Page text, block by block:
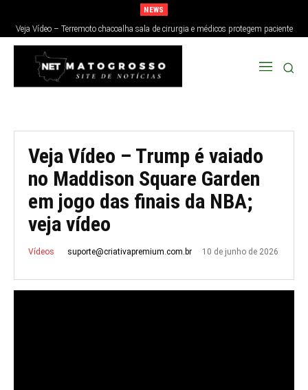
NEWS
Veja Vídeo – Terremoto chacoalha sala de cirurgia e médicos protegem paciente
no Japão; veja
Veja Vídeo – Trump é vaiado
no Maddison Square Garden
em jogo das finais da NBA;
veja vídeo
Vídeos suporte@criativapremium.com.br 10 de junho de 2026